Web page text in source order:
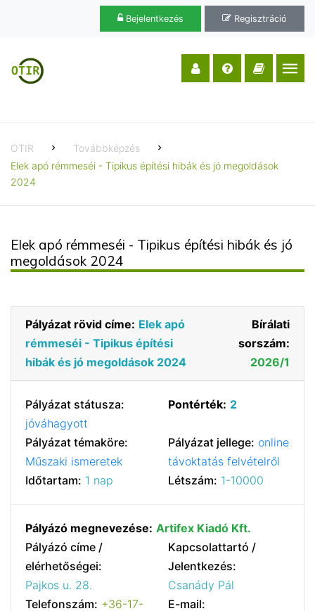
Bejelentkezés Regisztráció
OTIR
Továbbképzés
Elek apó rémmeséi - Tipikus építési hibák és jó megoldások
2024
Elek apó rémmeséi - Tipikus építési hibák és jó
megoldások 2024
Pályázat rövid címe: Elek apó
rémmeséi - Tipikus építési
hibák és jó megoldások 2024
Bírálati
sorszám:
2026/1
Pályázat státusza:
jóváhagyott
Pontérték: 2
Pályázat témaköre:
Műszaki ismeretek
Pályázat jellege: online
távoktatás felvételről
Időtartam: 1 nap Létszám: 1-10000
Pályázó megnevezése: Artifex Kiadó Kft.
Pályázó címe /
elérhetőségei:
Pajkos u. 28.
Telefonszám: +36-17-
Kapcsolattartó /
Jelentkezés:
Csanády Pál
E-mail: